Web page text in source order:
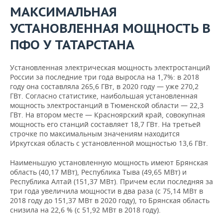
ТЕЛЕКОММУНИКАЦИИ
БИЗНЕС-БРАНЧИ
ONLINE-КОНФЕРЕНЦИИ
ФУТБОЛ
ХОККЕЙ
ВОЛЕЙБОЛ
КИБЕРСПОРТ
ФИГУРНОЕ КАТАНИЕ
ВОДНЫЕ ВИДЫ СПОРТА
ХОККЕЙ С МЯЧОМ
НОВОСТИ ОБЩЕСТВА
ВЛАСТЬ
ИСТОРИЯ
КУЛЬТУРА
МЕДИЦИНА
ОБРАЗОВАНИЕ
ПРОИСШЕСТВИЯ
ФОТОГАЛЕРЕЯ
СЮЖЕТЫ
СПИСОК ПЕРСОН
СПИСОК КОМПАНИЙ
ПОЛНАЯ ВЕРСИЯ
МАКСИМАЛЬНАЯ
УСТАНОВЛЕННАЯ МОЩНОСТЬ В
ПФО У ТАТАРСТАНА
Установленная электрическая мощность электростанций
России за последние три года выросла на 1,7%: в 2018
году она составляла 265,6 ГВт, в 2020 году — уже 270,2
ГВт. Согласно статистике, наибольшая установленная
мощность электростанций в Тюменской области — 22,3
ГВт. На втором месте — Красноярский край, совокупная
мощность его станций составляет 18,7 ГВт. На третьей
строчке по максимальным значениям находится
Иркутская область с установленной мощностью 13,6 ГВт.
Наименьшую установленную мощность имеют Брянская
область (40,17 МВт), Республика Тыва (49,65 МВт) и
Республика Алтай (151,37 МВт). Причем если последняя за
три года увеличила мощности в два раза (с 75,14 МВт в
2018 году до 151,37 МВт в 2020 году), то Брянская область
снизила на 22,6 % (с 51,92 МВт в 2018 году).